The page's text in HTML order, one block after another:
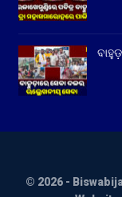
© 2026 -